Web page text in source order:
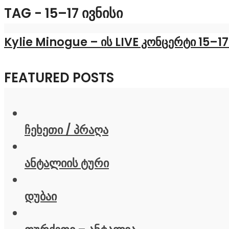
TAG - 15–17 ᲘᲕᲜᲘᲡᲘ
Kylie Minogue – ის LIVE კონცერტი 15–17
FEATURED POSTS
ჩეხეთი / პრაღა
ანტალიის ტური
დუბაი